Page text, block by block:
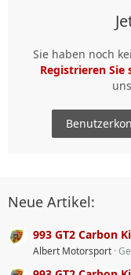
Sie haben noch
Registrieren Sie
Neue Artikel:
993 GT2 Carbon
Albert Motorsport